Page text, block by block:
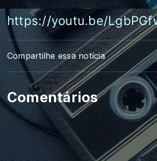
https://youtu.be/
Compartilhe essa notícia
Comentários